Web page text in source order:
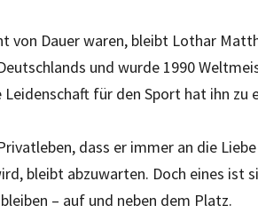
von Dauer waren, bleibt Lothar
und wurde 1990
Leidenschaft für den Sport hat ihn zu
dass er immer an die
bleibt abzuwarten. Doch eines ist
– auf und neben dem Platz.